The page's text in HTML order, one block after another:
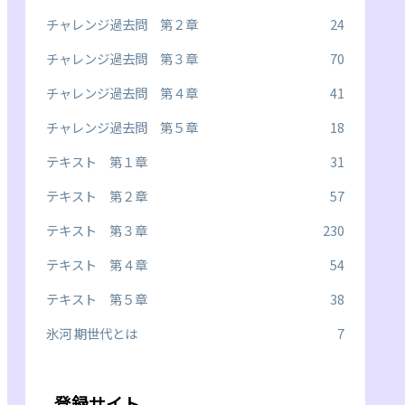
チャレンジ過去問 第２章
24
チャレンジ過去問 第３章
70
チャレンジ過去問 第４章
41
チャレンジ過去問 第５章
18
テキスト 第１章
31
テキスト 第２章
57
テキスト 第３章
230
テキスト 第４章
54
テキスト 第５章
38
氷河 期世代とは
7